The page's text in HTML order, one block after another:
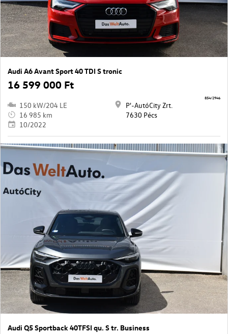
Audi A6 Avant Sport 40 TDI S tronic
16 599 000 Ft
150 kW/204 LE
16 985 km
10/2022
P'-AutóCity Zrt.
7630 Pécs
854/2946
Audi Q5 Sportback 40TFSI qu. S tr. Business